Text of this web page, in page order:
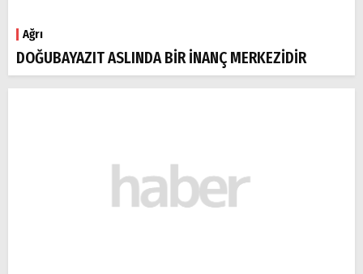
Ağrı
DOĞUBAYAZIT ASLINDA BİR İNANÇ MERKEZİDİR